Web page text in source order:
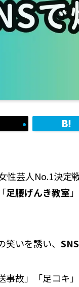
性芸人No.1決定
足腰げんき教室
いを誘い、
事故」「足コキ